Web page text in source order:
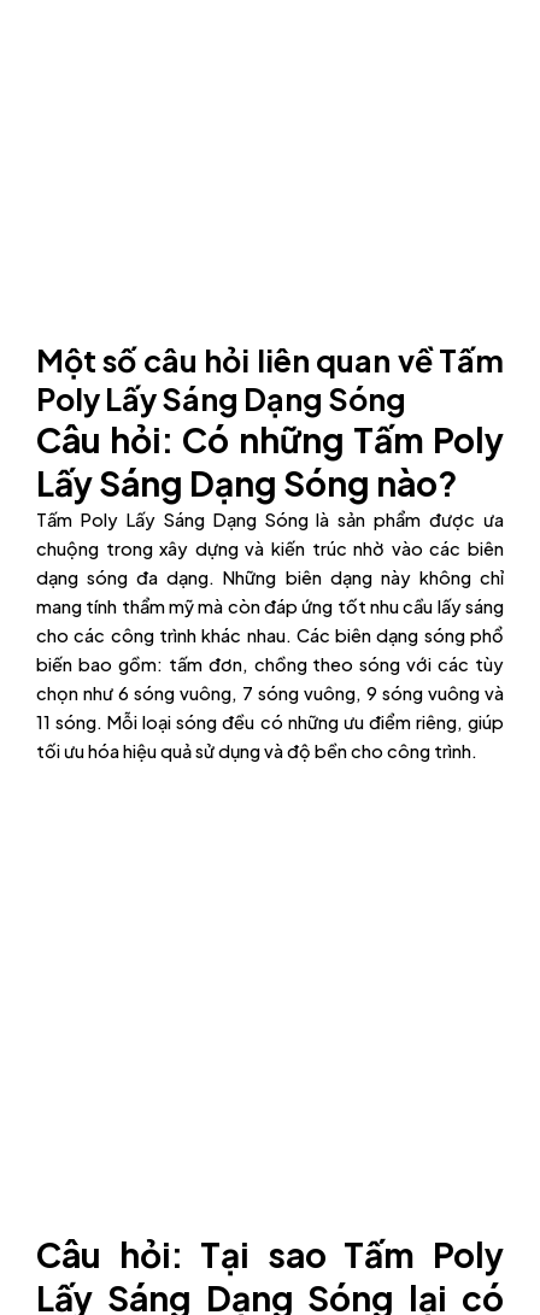
Một số câu hỏi liên quan về Tấm
Poly Lấy Sáng Dạng Sóng
Câu hỏi: Có những Tấm Poly
Lấy Sáng Dạng Sóng nào?
Tấm Poly Lấy Sáng Dạng Sóng là sản phẩm được ưa
chuộng trong xây dựng và kiến trúc nhờ vào các biên
dạng sóng đa dạng. Những biên dạng này không chỉ
mang tính thẩm mỹ mà còn đáp ứng tốt nhu cầu lấy sáng
cho các công trình khác nhau. Các biên dạng sóng phổ
biến bao gồm: tấm đơn, chồng theo sóng với các tùy
chọn như 6 sóng vuông, 7 sóng vuông, 9 sóng vuông và
11 sóng. Mỗi loại sóng đều có những ưu điểm riêng, giúp
tối ưu hóa hiệu quả sử dụng và độ bền cho công trình.
Câu hỏi: Tại sao Tấm Poly
Lấy Sáng Dạng Sóng lại có